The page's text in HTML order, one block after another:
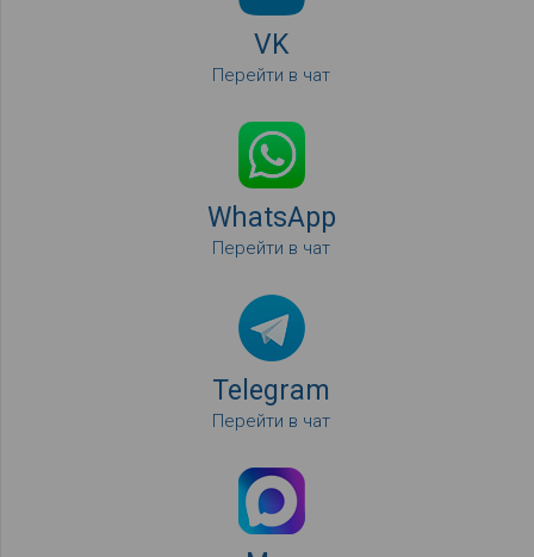
VK
Перейти в чат
WhatsApp
Перейти в чат
Telegram
Перейти в чат